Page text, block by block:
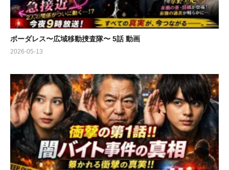
ボーダレス〜広域移動捜査隊〜 5話 動画
2026-05-13